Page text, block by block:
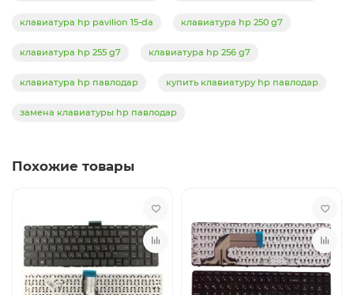
HP Pavilion 15-CX0020nr
HP Pavilion 15-CX0021nr
HP Pavilion 15-CX0041nr
HP Pavilion 15-CX0051wm
HP Pavilion 15-CX0055nr
HP Pavilion 15-CX0056wm
HP Pavilion 15-CX0061nr
клавиатура hp pavilion 15-da клавиатура hp 250 g7
клавиатура hp 255 g7 клавиатура hp 256 g7
клавиатура hp павлодар купить клавиатуру hp павлодар
замена клавиатуры hp павлодар
Похожие товары